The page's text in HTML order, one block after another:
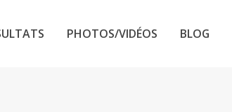
PHOTOS/VIDÉOS BLOG